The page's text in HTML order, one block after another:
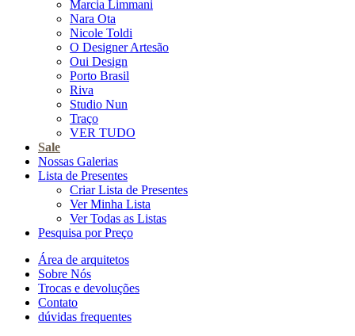
Marcia Limmani
Nara Ota
Nicole Toldi
O Designer Artesão
Oui Design
Porto Brasil
Riva
Studio Nun
Traço
VER TUDO
Sale
Nossas Galerias
Lista de Presentes
Criar Lista de Presentes
Ver Minha Lista
Ver Todas as Listas
Pesquisa por Preço
Área de arquitetos
Sobre Nós
Trocas e devoluções
Contato
dúvidas frequentes